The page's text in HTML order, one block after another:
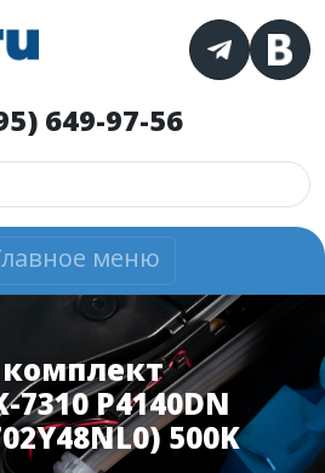
649-97-56
меню
7310 P4140DN
500K